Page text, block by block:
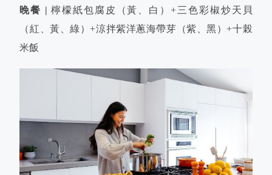
晚餐 |檸檬紙包腐皮（黃、白）+三色彩椒炒天貝
（紅、黃、綠）+涼拌紫洋蔥海帶芽（紫、黑）+十榖
米飯